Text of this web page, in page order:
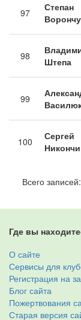
97
Степан
98
Штепа
99
100
Сергей
Всего
Где вы
О сайте
Сервисы для
Регистрация на
Блог сайта
Пожертвования
Старая версия